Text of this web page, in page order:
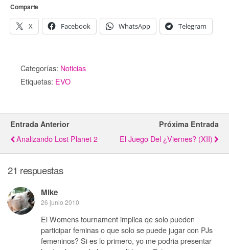
Comparte
X Facebook WhatsApp Telegram
Categorías: Noticias
Etiquetas: EVO
Entrada Anterior
Analizando Lost Planet 2
Próxima Entrada
El Juego Del ¿Viernes? (XII)
21 respuestas
Mike
26 junio 2010
El Womens tournament implica qe solo pueden
participar feminas o que solo se puede jugar con PJs
femeninos? Si es lo primero, yo me podria presentar